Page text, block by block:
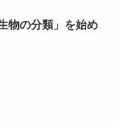
物の分類」を始め